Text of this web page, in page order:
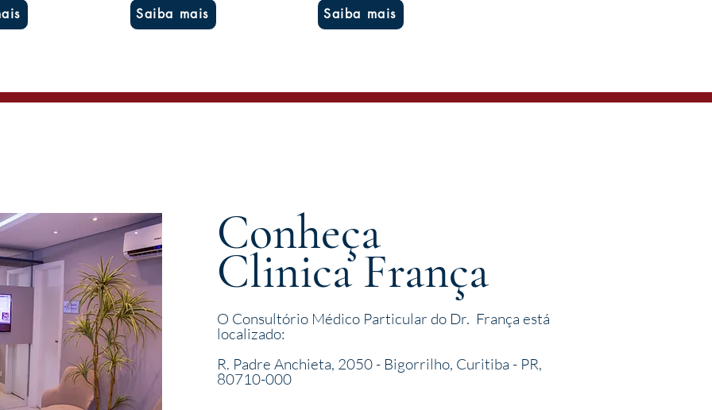
Saiba mais Saiba mais
Conheça
Clinica França
O Consultório Médico Particular do Dr. França está
localizado:
R. Padre Anchieta, 2050 - Bigorrilho, Curitiba - PR,
80710-000